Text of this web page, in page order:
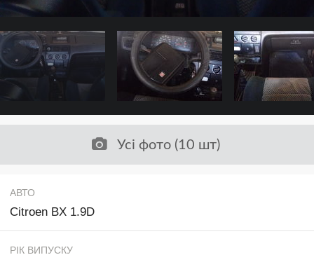
Усі фото (10 шт)
АВТО
Citroen BX 1.9D
РІК ВИПУСКУ